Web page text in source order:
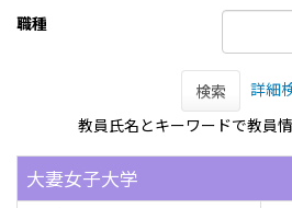
職種
検索
詳細
教員氏名とキーワードで教員
大妻女子大学